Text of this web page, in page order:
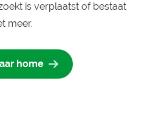
is verplaatst of bestaat
meer.
home